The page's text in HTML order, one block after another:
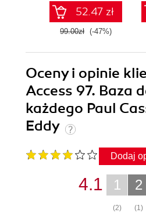
52.47 zł
99.00zł (-47%)
Oceny i opinie
Access 97. Baza
każdego Paul
Eddy
Dodaj
2
(1)
1
(2)
4.1